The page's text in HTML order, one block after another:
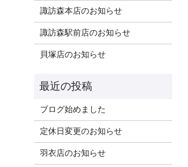
諏訪森本店のお知らせ
諏訪森駅前店のお知らせ
貝塚店のお知らせ
ブログ始めました
定休日変更のお知らせ
羽衣店のお知らせ